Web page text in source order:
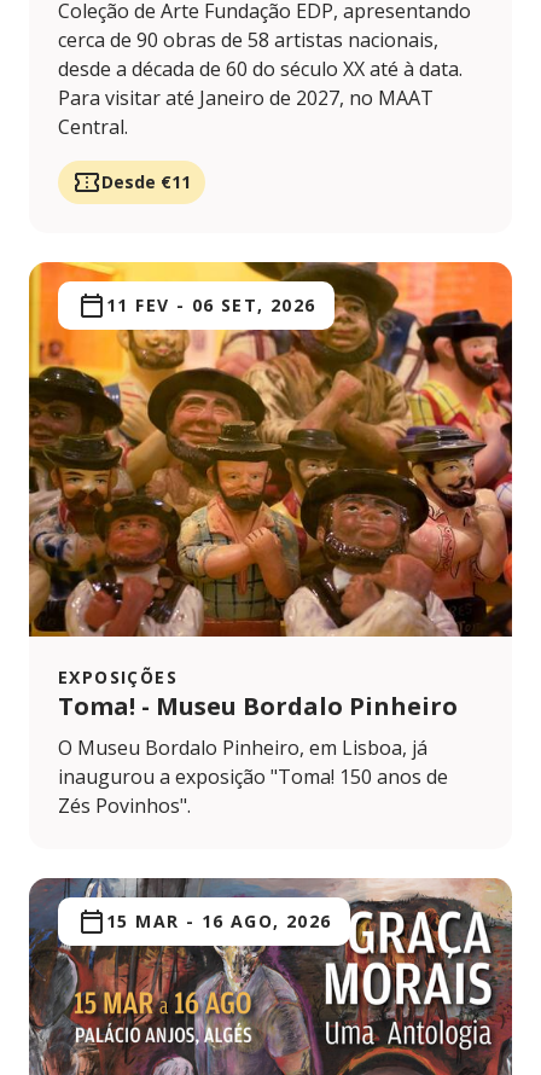
Coleção de Arte Fundação EDP, apresentando
cerca de 90 obras de 58 artistas nacionais,
desde a década de 60 do século XX até à data.
Para visitar até Janeiro de 2027, no MAAT
Central.
Desde €11
EXPOSIÇÕES
Toma! - Museu Bordalo Pinheiro
11 FEV - 06 SET, 2026
O Museu Bordalo Pinheiro, em Lisboa, já
inaugurou a exposição "Toma! 150 anos de
Zés Povinhos".
15 MAR - 16 AGO, 2026